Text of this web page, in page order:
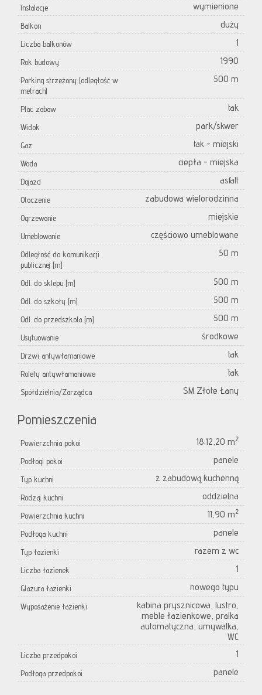
Instalacje wymienione
Balkon duży
Liczba balkonów 1
Rok budowy 1990
Parking strzeżony (odległość w
metrach)
500 m
Plac zabaw tak
Widok park/skwer
Gaz tak - miejski
Woda ciepła - miejska
Dojazd asfalt
Otoczenie zabudowa wielorodzinna
Ogrzewanie miejskie
Umeblowanie częściowo umeblowane
Odległość do komunikacji
publicznej [m]
50 m
Odl. do sklepu [m] 500 m
Odl. do szkoły [m] 500 m
Odl. do przedszkola [m] 500 m
Usytuowanie środkowe
Drzwi antywłamaniowe tak
Rolety antywłamaniowe tak
Spółdzielnia/Zarządca SM Złote Łany
Pomieszczenia
Powierzchnia pokoi 18;12,20 m2
Podłogi pokoi panele
Typ kuchni z zabudową kuchenną
Rodzaj kuchni oddzielna
Powierzchnia kuchni 11,90 m2
Podłoga kuchni panele
Typ łazienki razem z wc
Liczba łazienek 1
Glazura łazienki nowego typu
Wyposażenie łazienki
kabina prysznicowa, lustro,
meble łazienkowe, pralka
automatyczna, umywalka,
WC
Liczba przedpokoi 1
Podłoga przedpokoi panele